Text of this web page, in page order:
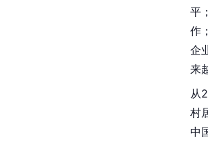
平
作
企
来
从
村
中